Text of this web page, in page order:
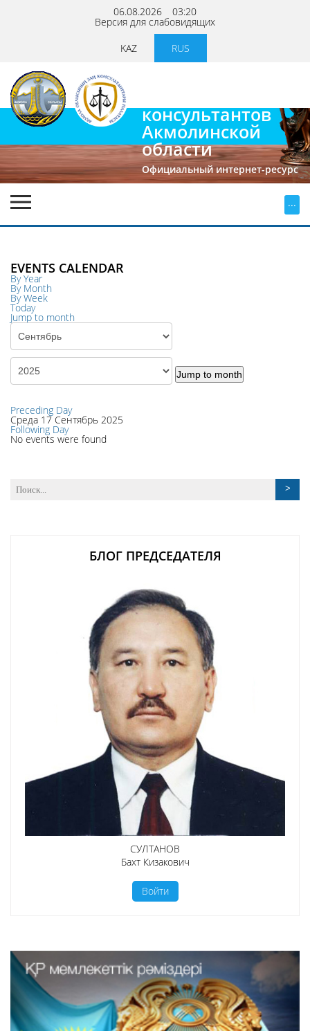
06.08.2026 03:20
Версия для слабовидящих
KAZ
RUS
консультантов
Акмолинской
области
Официальный интернет-ресурс
...
EVENTS CALENDAR
By Year
By Month
By Week
Today
Jump to month
Jump to month
Preceding Day
Среда 17 Сентябрь 2025
Following Day
No events were found
БЛОГ ПРЕДСЕДАТЕЛЯ
СУЛТАНОВ
Бахт Кизакович
Войти